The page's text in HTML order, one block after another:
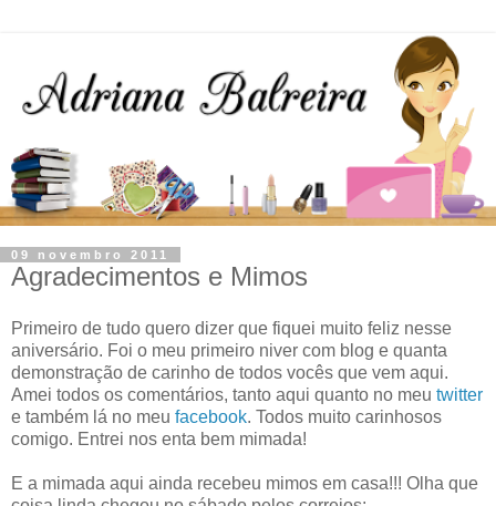
09 novembro 2011
Agradecimentos e Mimos
Primeiro de tudo quero dizer que fiquei muito feliz nesse
aniversário. Foi o meu primeiro niver com blog e quanta
demonstração de carinho de todos vocês que vem aqui.
Amei todos os comentários, tanto aqui quanto no meu twitter
e também lá no meu facebook. Todos muito carinhosos
comigo. Entrei nos enta bem mimada!
E a mimada aqui ainda recebeu mimos em casa!!! Olha que